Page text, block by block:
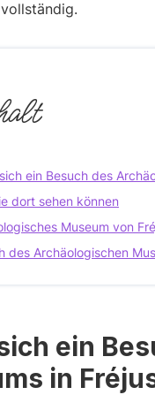
ein Besuch des
dort sehen können
Museum von
des Archäologischen
ein
in